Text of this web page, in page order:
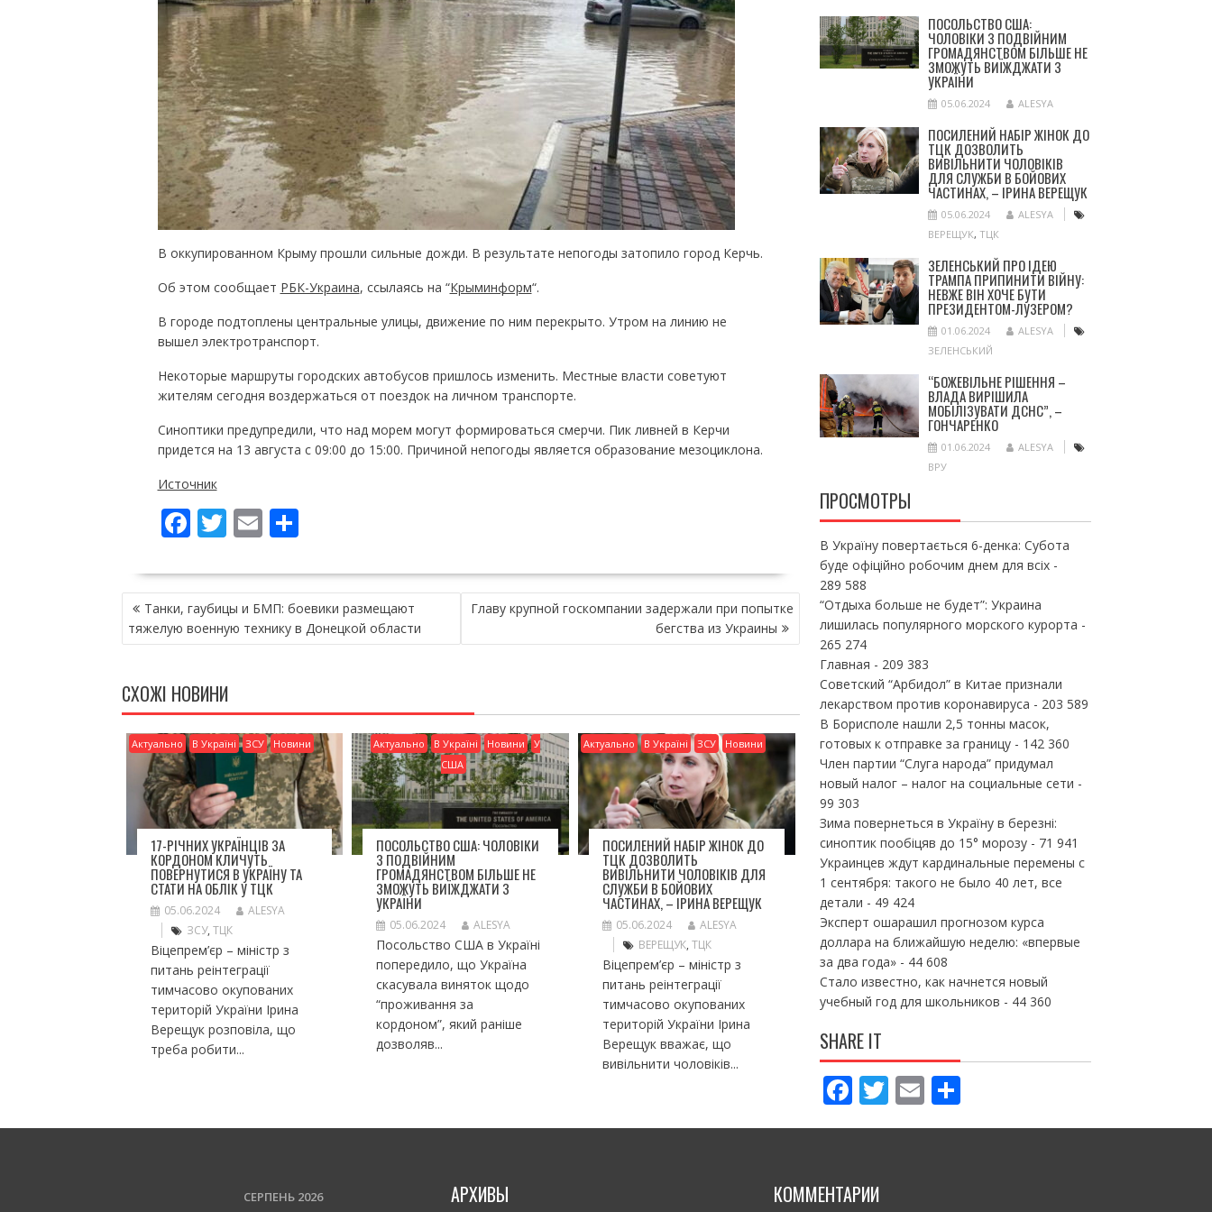
В оккупированном Крыму прошли сильные дожди. В результате непогоды затопило город Керчь.
Об этом сообщает РБК-Украина, ссылаясь на “Крыминформ“.
В городе подтоплены центральные улицы, движение по ним перекрыто. Утром на линию не
вышел электротранспорт.
Некоторые маршруты городских автобусов пришлось изменить. Местные власти советуют
жителям сегодня воздержаться от поездок на личном транспорте.
Синоптики предупредили, что над морем могут формироваться смерчи. Пик ливней в Керчи
придется на 13 августа с 09:00 до 15:00. Причиной непогоды является образование мезоциклона.
Источник
F
e
b
o
k
T
itt
er
E
ai
l
П
ді
л
и
ся
НАВІГАЦІЯ
ЗАПИСІВ
Танки, гаубицы и БМП: боевики размещают
тяжелую военную технику в Донецкой области
Главу крупной госкомпании задержали при попытке
бегства из Украины
СХОЖІ НОВИНИ
Актуально В Україні ЗСУ Новини
17-РІЧНИХ УКРАЇНЦІВ ЗА
КОРДОНОМ КЛИЧУТЬ
ПОВЕРНУТИСЯ В УКРАЇНУ ТА
СТАТИ НА ОБЛІК У ТЦК
05.06.2024
ALESYA
ЗСУ, ТЦК
Віцепрем’єр – міністр з
питань реінтеграції
тимчасово окупованих
територій України Ірина
Верещук розповіла, що
треба робити...
Актуально В Україні Новини
У
США
ПОСОЛЬСТВО США: ЧОЛОВІКИ
З ПОДВІЙНИМ
ГРОМАДЯНСТВОМ БІЛЬШЕ НЕ
ЗМОЖУТЬ ВИЇЖДЖАТИ З
УКРАЇНИ
05.06.2024 ALESYA
Посольство США в Україні
попередило, що Україна
скасувала виняток щодо
“проживання за
кордоном”, який раніше
дозволяв...
Актуально В Україні ЗСУ Новини
ПОСИЛЕНИЙ НАБІР ЖІНОК ДО
ТЦК ДОЗВОЛИТЬ
ВИВІЛЬНИТИ ЧОЛОВІКІВ ДЛЯ
СЛУЖБИ В БОЙОВИХ
ЧАСТИНАХ, – ІРИНА ВЕРЕЩУК
05.06.2024
ALESYA
ВЕРЕЩУК,ТЦК
Віцепрем’єр – міністр з
питань реінтеграції
тимчасово окупованих
територій України Ірина
Верещук вважає, що
вивільнити чоловіків...
ПОСОЛЬСТВО США:
ЧОЛОВІКИ З ПОДВІЙНИМ
ГРОМАДЯНСТВОМ БІЛЬШЕ НЕ
ЗМОЖУТЬ ВИЇЖДЖАТИ З
УКРАЇНИ
05.06.2024 ALESYA
ПОСИЛЕНИЙ НАБІР ЖІНОК ДО
ТЦК ДОЗВОЛИТЬ
ВИВІЛЬНИТИ ЧОЛОВІКІВ
ДЛЯ СЛУЖБИ В БОЙОВИХ
ЧАСТИНАХ, – ІРИНА ВЕРЕЩУК
05.06.2024
ALESYA
ВЕРЕЩУК, ТЦК
ЗЕЛЕНСЬКИЙ ПРО ІДЕЮ
ТРАМПА ПРИПИНИТИ ВІЙНУ:
НЕВЖЕ ВІН ХОЧЕ БУТИ
ПРЕЗИДЕНТОМ-ЛУЗЕРОМ?
01.06.2024
ALESYA
ЗЕЛЕНСЬКИЙ
“БОЖЕВІЛЬНЕ РІШЕННЯ –
ВЛАДА ВИРІШИЛА
МОБІЛІЗУВАТИ ДСНС”, –
ГОНЧАРЕНКО
01.06.2024
ALESYA
ВРУ
ПРОСМОТРЫ
В Україну повертається 6-денка: Субота
буде офіційно робочим днем для всіх-
289 588
“Отдыха больше не будет”: Украина
лишилась популярного морского курорта -
265 274
Главная - 209 383
Советский “Арбидол” в Китае признали
лекарством против коронавируса - 203 589
В Борисполе нашли 2,5 тонны масок,
готовых к отправке за границу- 142 360
Член партии “Слуга народа” придумал
новый налог – налог на социальные сети -
99 303
Зима повернеться в Україну в березні:
синоптик пообіцяв до 15° морозу- 71 941
Украинцев ждут кардинальные перемены с
1 сентября: такого не было 40 лет, все
детали - 49 424
Эксперт ошарашил прогнозом курса
доллара на ближайшую неделю: «впервые
за два года»- 44 608
Стало известно, как начнется новый
учебный год для школьников - 44 360
SHARE IT
F
ac
b
T
w
E
m
П
о
СЕРПЕНЬ 2026 АРХИВЫ КОММЕНТАРИИ